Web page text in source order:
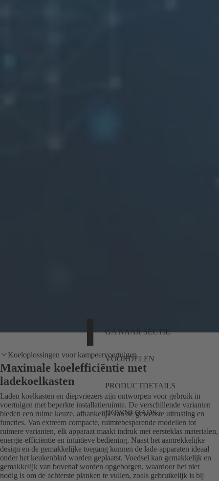
GA NAAR SECTIE
VOORDELEN
PRODUCTDETAILS
DOWNLOADS
Koeloplossingen voor kampeervoertuigen
Maximale koelefficiëntie met
ladekoelkasten
Laden koelkasten en diepvriezers zijn ontworpen voor gebruik in
voertuigen met beperkte installatieruimte. De verschillende varianten
bieden een ruime keuze, afhankelijk van de gewenste uitrusting en
functies. Van extreem compacte, ruimtebesparende modellen tot
ruimere varianten, elk apparaat maakt indruk met eersteklas materialen,
energie-efficiëntie en intuïtieve bediening. Naast het aantrekkelijke
design en de gemakkelijke toegang kunnen de lade-apparaten ideaal
onder het keukenblad worden geplaatst. Voedsel kan gemakkelijk en
gemakkelijk van bovenaf worden opgeborgen, waardoor het niet
nodig is om de achterste planken te vullen, zoals gebruikelijk is bij